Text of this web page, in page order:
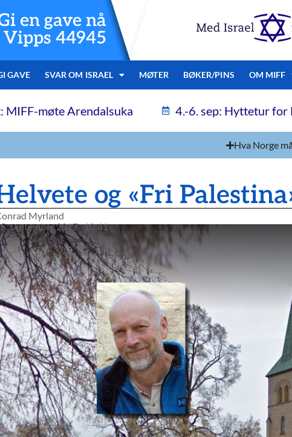
en gave nå
Vipps 44945
GAVE SVAR OM ISRAEL MØTER BØKER/PINS OM MIFF
MIFF-møte Arendalsuka 4.-6. sep: Hyttetur for
Hva Norge
og «Fri
Myrland
september 2017 10:41